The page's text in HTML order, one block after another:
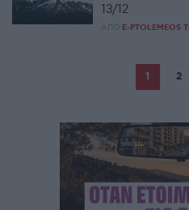
13/12
ΑΠΌ E-PTOLEMEOS
1 2